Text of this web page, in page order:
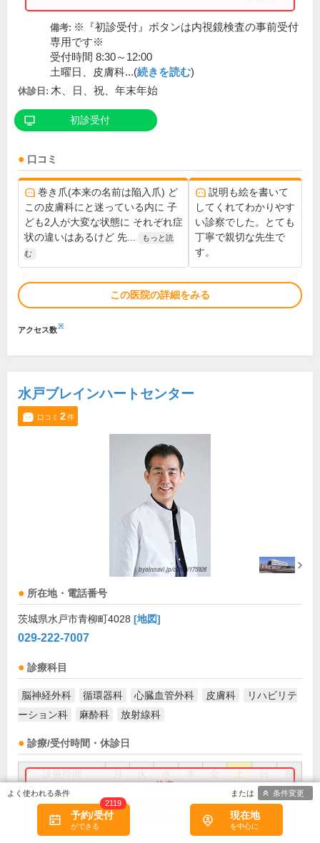
備考: ※『初診受付』ボタンは内視鏡検査の事前受付
専用です※
受付時間 8:30～12:00
土曜日、皮膚科...(続きを読む)
休診日: 木、日、祝、年末年始
初診受付
口コミ
巻き爪(本来の名前は陥入爪) ど
この皮膚科にと迷っている内に 子
ども2人が大変な状態に それぞれ症
状の違いはあるけど 先...
もっと読
む
説明も絵を書いて
してくれてわかりやす
い診察でした。とても
丁寧で親切な先生で
す。
この医院の詳細をみる
アクセス数※
水戸ブレインハートセンター
口コミ 2件
所在地・電話番号
茨城県水戸市青柳町4028 [地図]
029-222-7007
診療科目
脳神経外科 循環器科 心臓血管外科 皮膚科
リハビリテ
ーション科
麻酔科 放射線科
診療/受付時間・休診日
祝
9:00～11:30 ●
13:00～16:00 ●
お盆(8月中旬)は休診・休業の場合があります。来院前
に必ず医療機関に直接ご確認ください。
×閉じる
予約/受付
2119
現在地
条件変更